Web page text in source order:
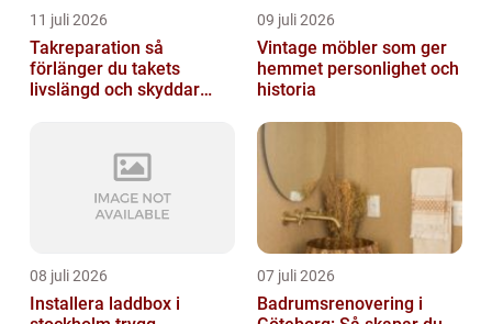
11 juli 2026
Takreparation så
förlänger du takets
livslängd och skyddar
09 juli 2026
Vintage möbler som ger
hemmet personlighet och
historia
08 juli 2026
Installera laddbox i
07 juli 2026
Badrumsrenovering i